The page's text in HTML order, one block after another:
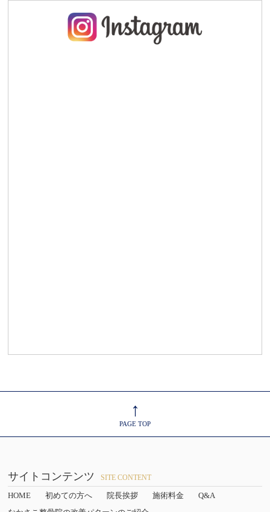
↑
PAGE TOP
サイトコンテンツ SITE CONTENT
HOME 初めての方へ 院長挨拶 施術料金
Q&A